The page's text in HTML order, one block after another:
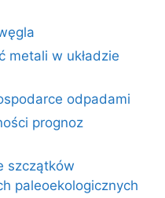
metali w układzie
odpadami
prognoz
szczątków
paleoekologicznych